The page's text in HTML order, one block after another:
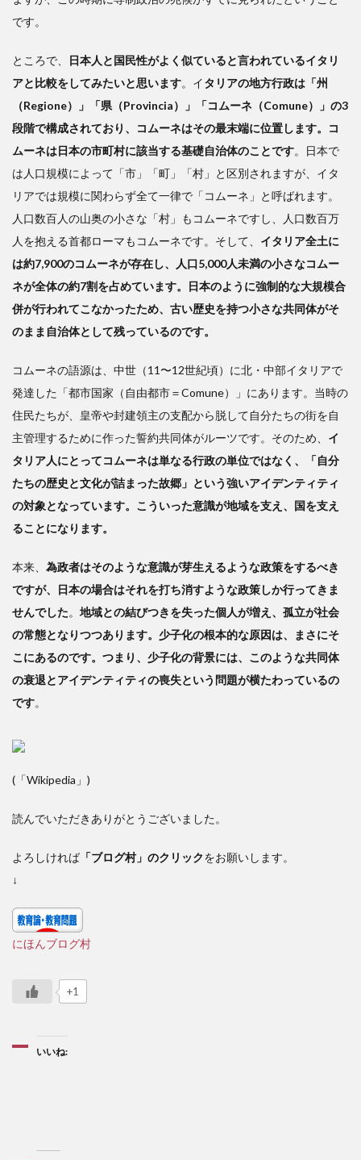
です。
ところで、
日本人と国民性がよく似ていると言われているイタリ
アと比較をしてみたいと思います。イタリアの地方行政は「州
（Regione）」「県（Provincia）」「コムーネ（Comune）」の3
段階で構成されており、コムーネはその最末端に位置します。コ
ムーネは日本の市町村に該当する基礎自治体のことです。日本で
は人口規模によって「市」「町」「村」と区別されますが、イタ
リアでは規模に関わらず全て一律で「コムーネ」と呼ばれます。
人口数百人の山奥の小さな「村」もコムーネですし、人口数百万
人を抱える首都ローマもコムーネです。そして、 イタリア全土に
は約7,900のコムーネが存在し、人口5,000人未満の小さなコムー
ネが全体の約7割を占めています。日本のように強制的な大規模合
併が行われてこなかったため、古い歴史を持つ小さな共同体がそ
のまま自治体として残っているのです。
コムーネの語源は、中世（11〜12世紀頃）に北・中部イタリアで
発達した「都市国家（自由都市＝Comune）」にあります。当時の
住民たちが、皇帝や封建領主の支配から脱して自分たちの街を自
主管理するために作った誓約共同体がルーツです。そのため、 イ
タリア人にとってコムーネは単なる行政の単位ではなく、「自分
たちの歴史と文化が詰まった故郷」という強いアイデンティティ
の対象となっています。こういった意識が地域を支え、国を支え
ることになります。
本来、 為政者はそのような意識が芽生えるような政策をするべき
ですが、日本の場合はそれを打ち消すような政策しか行ってきま
せんでした。 地域との結びつきを失った個人が増え、孤立が社会
の常態となりつつあります。少子化の根本的な原因は、まさにそ
こにあるのです。つまり、少子化の背景には、このような共同体
の衰退とアイデンティティの喪失という問題が横たわっているの
です。
(「Wikipedia」)
読んでいただきありがとうございました。
よろしければ 「ブログ村」のクリックをお願いします。
↓
にほんブログ村
+1
いいね: